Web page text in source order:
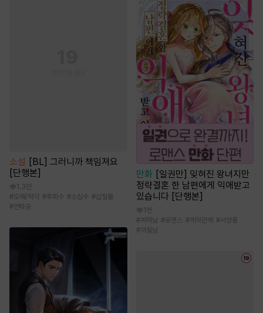
소설 [BL] 그러니까 책임져요
[단행본]
1.3만
#오해/착각 #후회수 #소심수 #삽질물
#연하공
만화 [일권만] 잊혀진 왕녀지만
정략결혼 한 남편에게 익애받고
있습니다 [단행본]
1천
#계략남 #로맨스 #계약관계 #서양풍
#까칠남